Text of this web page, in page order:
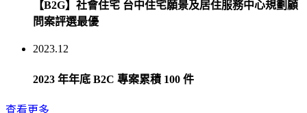
【B2G】社會住宅 台中住宅願景及居住服務中心規劃顧
問案評選最優
2023.12
2023 年年底 B2C 專案累積 100 件
查看更多